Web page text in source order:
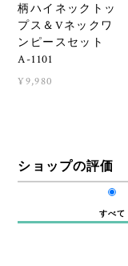
柄ハイネックトッ
プス＆Vネックワ
ンピースセット
A-1101
¥9,980
ショップの評価
すべて